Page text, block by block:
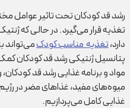
رشد قد کودکان تحت تاثیر عوامل
تغذیه قرار می‌گیرد. در حالی که
دارد،تغذیه مناسب کودکمی‌تواند
پتانسیل ژنتیکی رشد قد کودکان
مواد و برنامه غذایی رشد قد
میوه‌های مفید، غذاهای مضر در
غذایی کامل می‌پردازیم.